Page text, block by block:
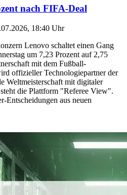
nach FIFA-Deal
18:40 Uhr
Lenovo schaltet einen Gang
um 7,23 Prozent auf 2,75
mit dem Fußball-
offizieller Technologiepartner der
Weltmeisterschaft mit digitaler
die Plattform "Referee View".
Entscheidungen aus neuen